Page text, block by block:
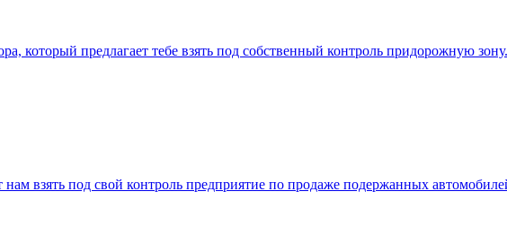
который предлагает тебе взять под собственный контроль придорожную
нам взять под свой контроль предприятие по продаже подержанных